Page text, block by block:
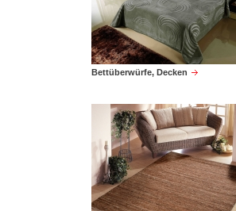
Bettüberwürfe, Decken